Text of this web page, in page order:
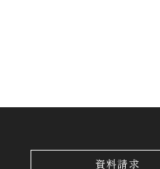
資料請求